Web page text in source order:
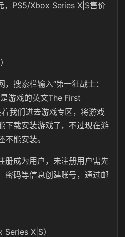
，PS5/Xbox Series X|S售价
搜索栏输入“第一狂战士：
游戏的英文The First
我们进去游戏专区，将游戏
下载安装游戏了，不过现在游
能安装。
册成为用户，未注册用户需先
密码等信息创建账号，通过邮
X|S）